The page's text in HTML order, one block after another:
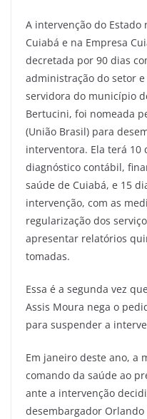
A intervenção do Estado
Cuiabá e na Empresa
decretada por 90 dias
administração do setor
servidora do município
Bertucini, foi nomeada
(União Brasil) para
interventora. Ela terá 10
diagnóstico contábil,
saúde de Cuiabá, e 15
intervenção, com as
regularização dos
apresentar relatórios
tomadas.
Essa é a segunda vez
Assis Moura nega o
para suspender a
Em janeiro deste ano, a
comando da saúde ao
ante a intervenção
desembargador